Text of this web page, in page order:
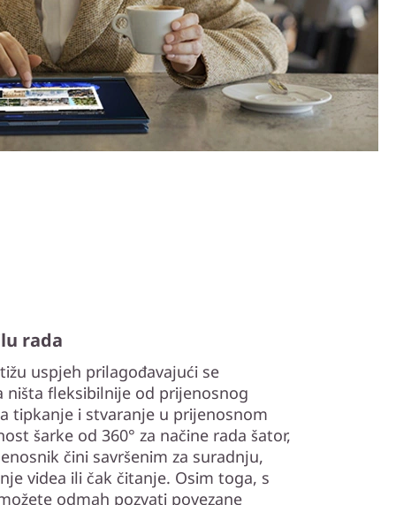
rada
uspjeh prilagođavajući se
fleksibilnije od prijenosnog
tipkanje i stvaranje u prijenosnom
šarke od 360° za načine rada šator,
čini savršenim za suradnju,
videa ili čak čitanje. Osim toga, s
odmah pozvati povezane